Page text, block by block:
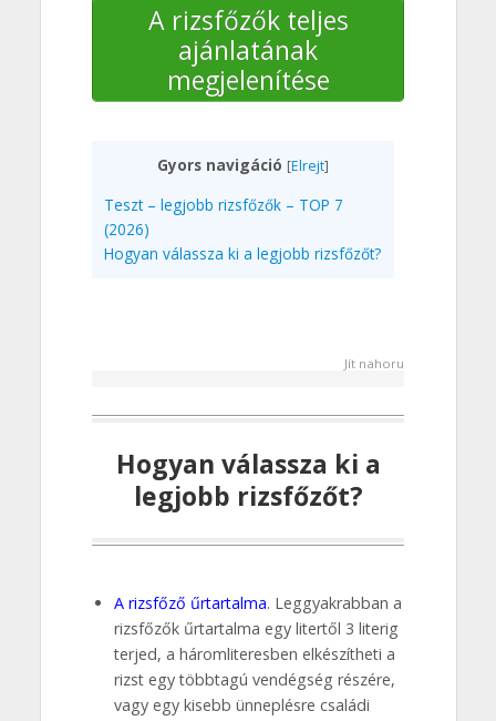
A rizsfőzők teljes
ajánlatának
megjelenítése
Gyors navigáció [Elrejt]
Teszt – legjobb rizsfőzők – TOP 7
(2026)
Hogyan válassza ki a legjobb rizsfőzőt?
Jít nahoru
Hogyan válassza ki a
legjobb rizsfőzőt?
A rizsfőző űrtartalma. Leggyakrabban a
rizsfőzők űrtartalma egy litertől 3 literig
terjed, a háromliteresben elkészítheti a
rizst egy többtagú vendégség részére,
vagy egy kisebb ünneplésre családi